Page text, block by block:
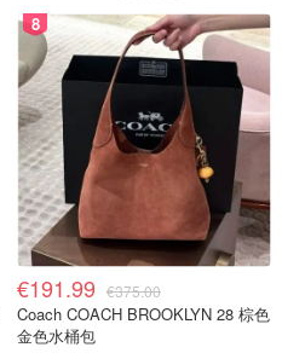
8
€191.99 €375.00
Coach COACH BROOKLYN 28 棕色
金色水桶包